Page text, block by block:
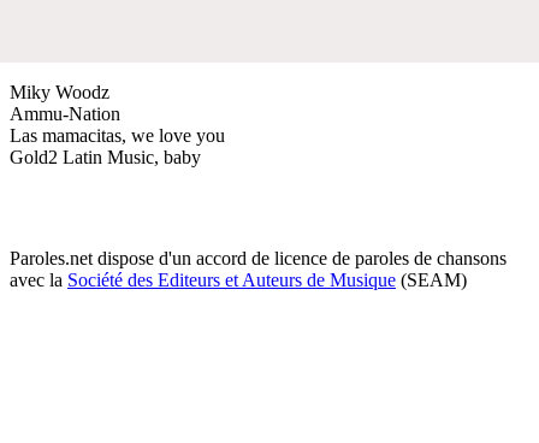
Miky Woodz
Ammu-Nation
Las mamacitas, we love you
Gold2 Latin Music, baby
Paroles.net dispose d'un accord de licence de paroles de chansons
avec la Société des Editeurs et Auteurs de Musique (SEAM)